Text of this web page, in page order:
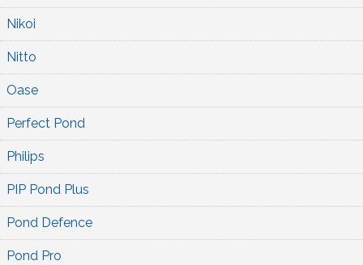
Nikoi
Nitto
Oase
Perfect Pond
Philips
PIP Pond Plus
Pond Defence
Pond Pro